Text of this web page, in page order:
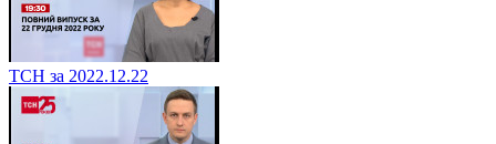
ТСН за 2022.12.22